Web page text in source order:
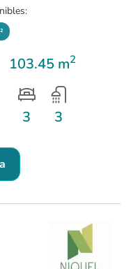
103.45 m2
3 3